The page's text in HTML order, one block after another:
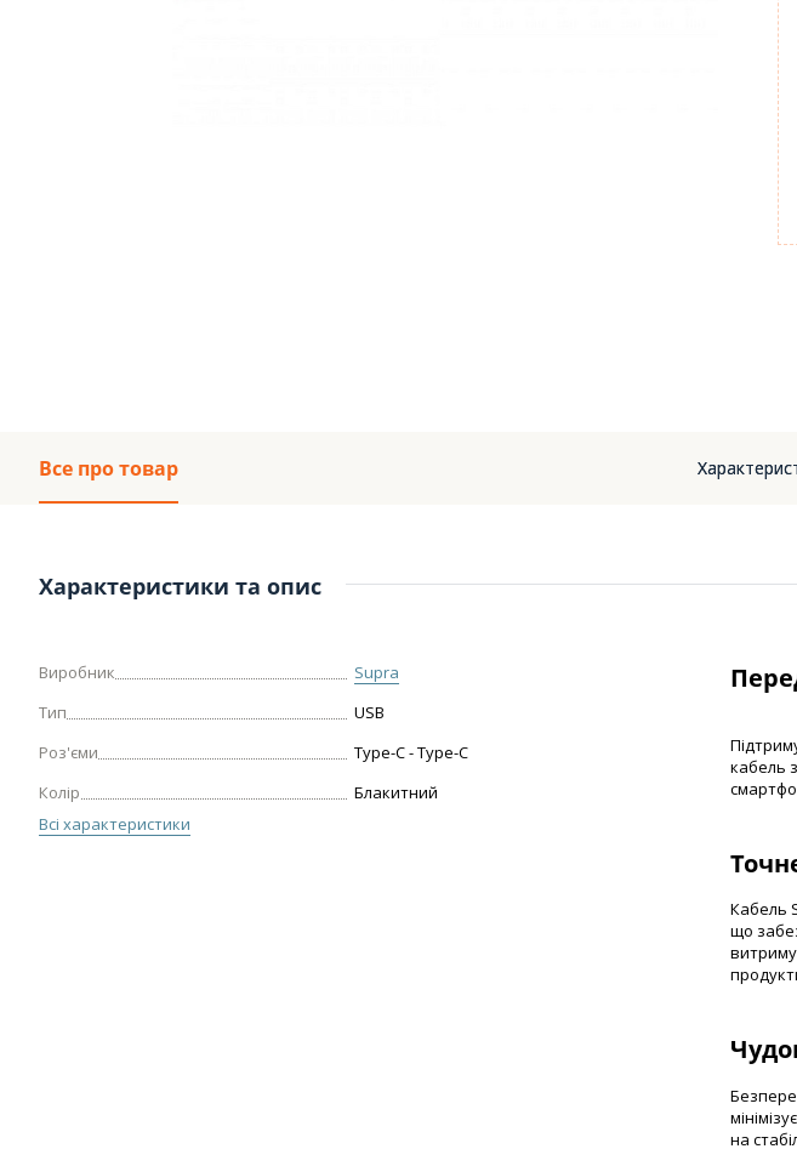
Все про товар
Характеристики та опис
Виробник
Supra
Тип
USB
Роз'єми
Type-C - Type-C
Колір
Блакитний
Всі характеристики
кабель
Кабель
що
на